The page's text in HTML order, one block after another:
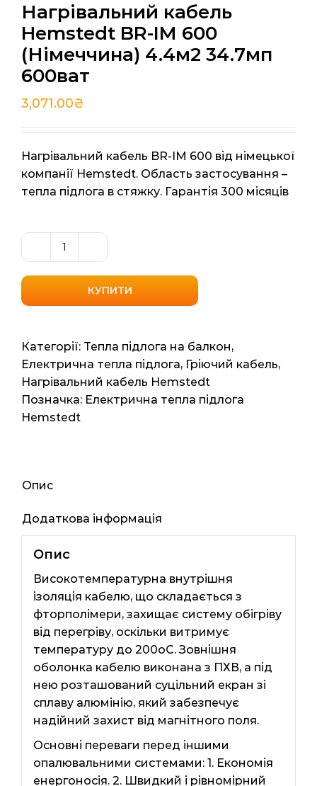
Нагрівальний кабель
Hemstedt BR-IM 600
(Німеччина) 4.4м2 34.7мп
600ват
3,071.00₴
Нагрівальний кабель BR-IM 600 від німецької
компанії Hemstedt. Область застосування –
тепла підлога в стяжку. Гарантія 300 місяців
Нагрівальний
кабель
Hemstedt
BR-
600
(Німеччина)
4.4м2
34.7мп
600ват
КУПИТИ
Категорії: Тепла підлога на балкон,
Електрична тепла підлога, Гріючий кабель,
Нагрівальний кабель Hemstedt
Позначка: Електрична тепла підлога
Hemstedt
Опис
Додаткова інформація
Опис
Високотемпературна внутрішня
ізоляція кабелю, що складається з
фторполімери, захищає систему обігріву
від перегріву, оскільки витримує
температуру до 200оС. Зовнішня
оболонка кабелю виконана з ПХВ, а під
нею розташований суцільний екран зі
сплаву алюмінію, який забезпечує
надійний захист від магнітного поля.
Основні переваги перед іншими
опалювальними системами: 1. Економія
енергоносія. 2. Швидкий і рівномірний